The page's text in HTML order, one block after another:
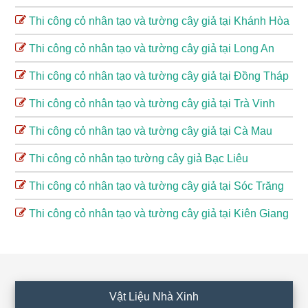
Thi công cỏ nhân tạo và tường cây giả tại Khánh Hòa
Thi công cỏ nhân tạo và tường cây giả tại Long An
Thi công cỏ nhân tạo và tường cây giả tại Đồng Tháp
Thi công cỏ nhân tạo và tường cây giả tại Trà Vinh
Thi công cỏ nhân tạo và tường cây giả tại Cà Mau
Thi công cỏ nhân tạo tường cây giả Bạc Liêu
Thi công cỏ nhân tạo và tường cây giả tại Sóc Trăng
Thi công cỏ nhân tạo và tường cây giả tại Kiên Giang
Vật Liệu Nhà Xinh